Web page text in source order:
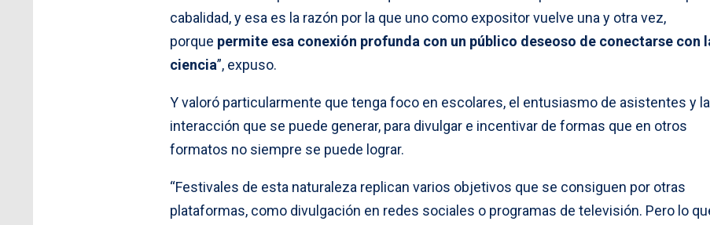
cabalidad, y esa es la razón por la que uno como expositor vuelve una y otra vez,
porque permite esa conexión profunda con un público deseoso de conectarse con
ciencia”, expuso.
Y valoró particularmente que tenga foco en escolares, el entusiasmo de asistentes y la
interacción que se puede generar, para divulgar e incentivar de formas que en otros
formatos no siempre se puede lograr.
“Festivales de esta naturaleza replican varios objetivos que se consiguen por otras
plataformas, como divulgación en redes sociales o programas de televisión. Pero lo